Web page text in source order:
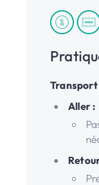
Transport
Aller :